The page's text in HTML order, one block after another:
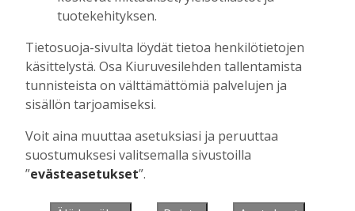
Unohtuiko salasana?
se tästä.
Käyntiosoite :
Kiuruvesi Lehti oy
Niemistenkatu 4
Kiuruvesi
tuotekehityksen.
Tietosuoja-sivulta löydät tietoa henkilötietojen
käsittelystä. Osa Kiuruvesilehden tallentamista
tunnisteista on välttämättömiä palvelujen ja
sisällön tarjoamiseksi.
Voit aina muuttaa asetuksiasi ja peruuttaa
suostumuksesi valitsemalla sivustoilla
”evästeasetukset”.